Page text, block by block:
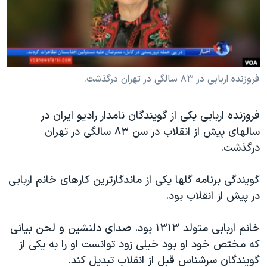
اقتصادی
علم و فناوری
گالری عکس
آرشیو پخش زنده
انتخابات ریاست جمهوری آمریکا ۲۰۲۴
حمله جمهوری اسلامی به اسرائیل
رمز مهسا
اعتراضات زن، زندگی، آزادی
مجموعه مستندهای دادخواهی
دادگاه حمید نوری
چهل سال گروگان‌گیری
قانون شفافیت دارائی کادر رهبری ایران
اعتراضات مردمی آبان ۹۸
فروزنده اربابی در ۸۳ سالگی در تهران درگذشت.
فروزنده اربابی یکی از گویندگان نامدار رادیو ایران در
سالهای پیش از انقلاب در سن ۸۳ سالگی در تهران
درگذشت.
گویندگی برنامه گلها یکی از ماندگارترین کارهای خانم اربابی
در پیش از انقلاب بود.
خانم اربابی متولد ۱۳۱۳ بود. صدای دلنشین و لحن بیانی
که مختص خود او بود خیلی زود توانست او را به یکی از
گویندگان سرشناس قبل از انقلاب تبدیل کند.